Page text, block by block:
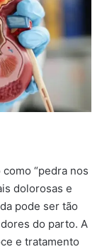
“pedra nos
dolorosas e
pode ser tão
do parto. A
e tratamento